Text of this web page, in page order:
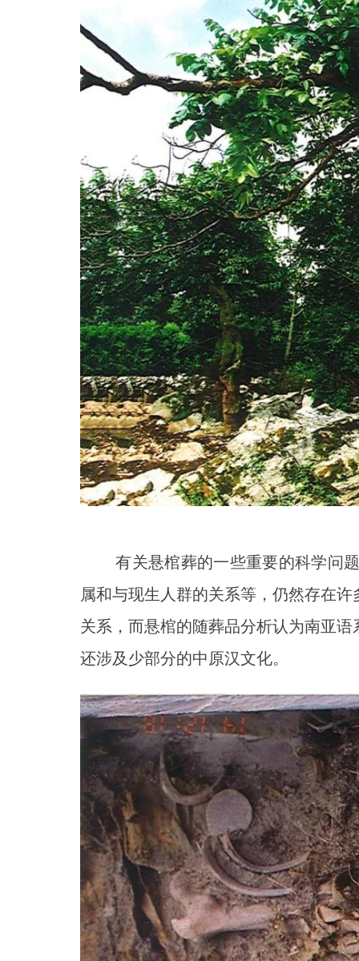
有关悬棺葬的一些重要的科学问题
属和与现生人群的关系等，仍然存在
关系，而悬棺的随葬品分析认为南亚
还涉及少部分的中原汉文化。